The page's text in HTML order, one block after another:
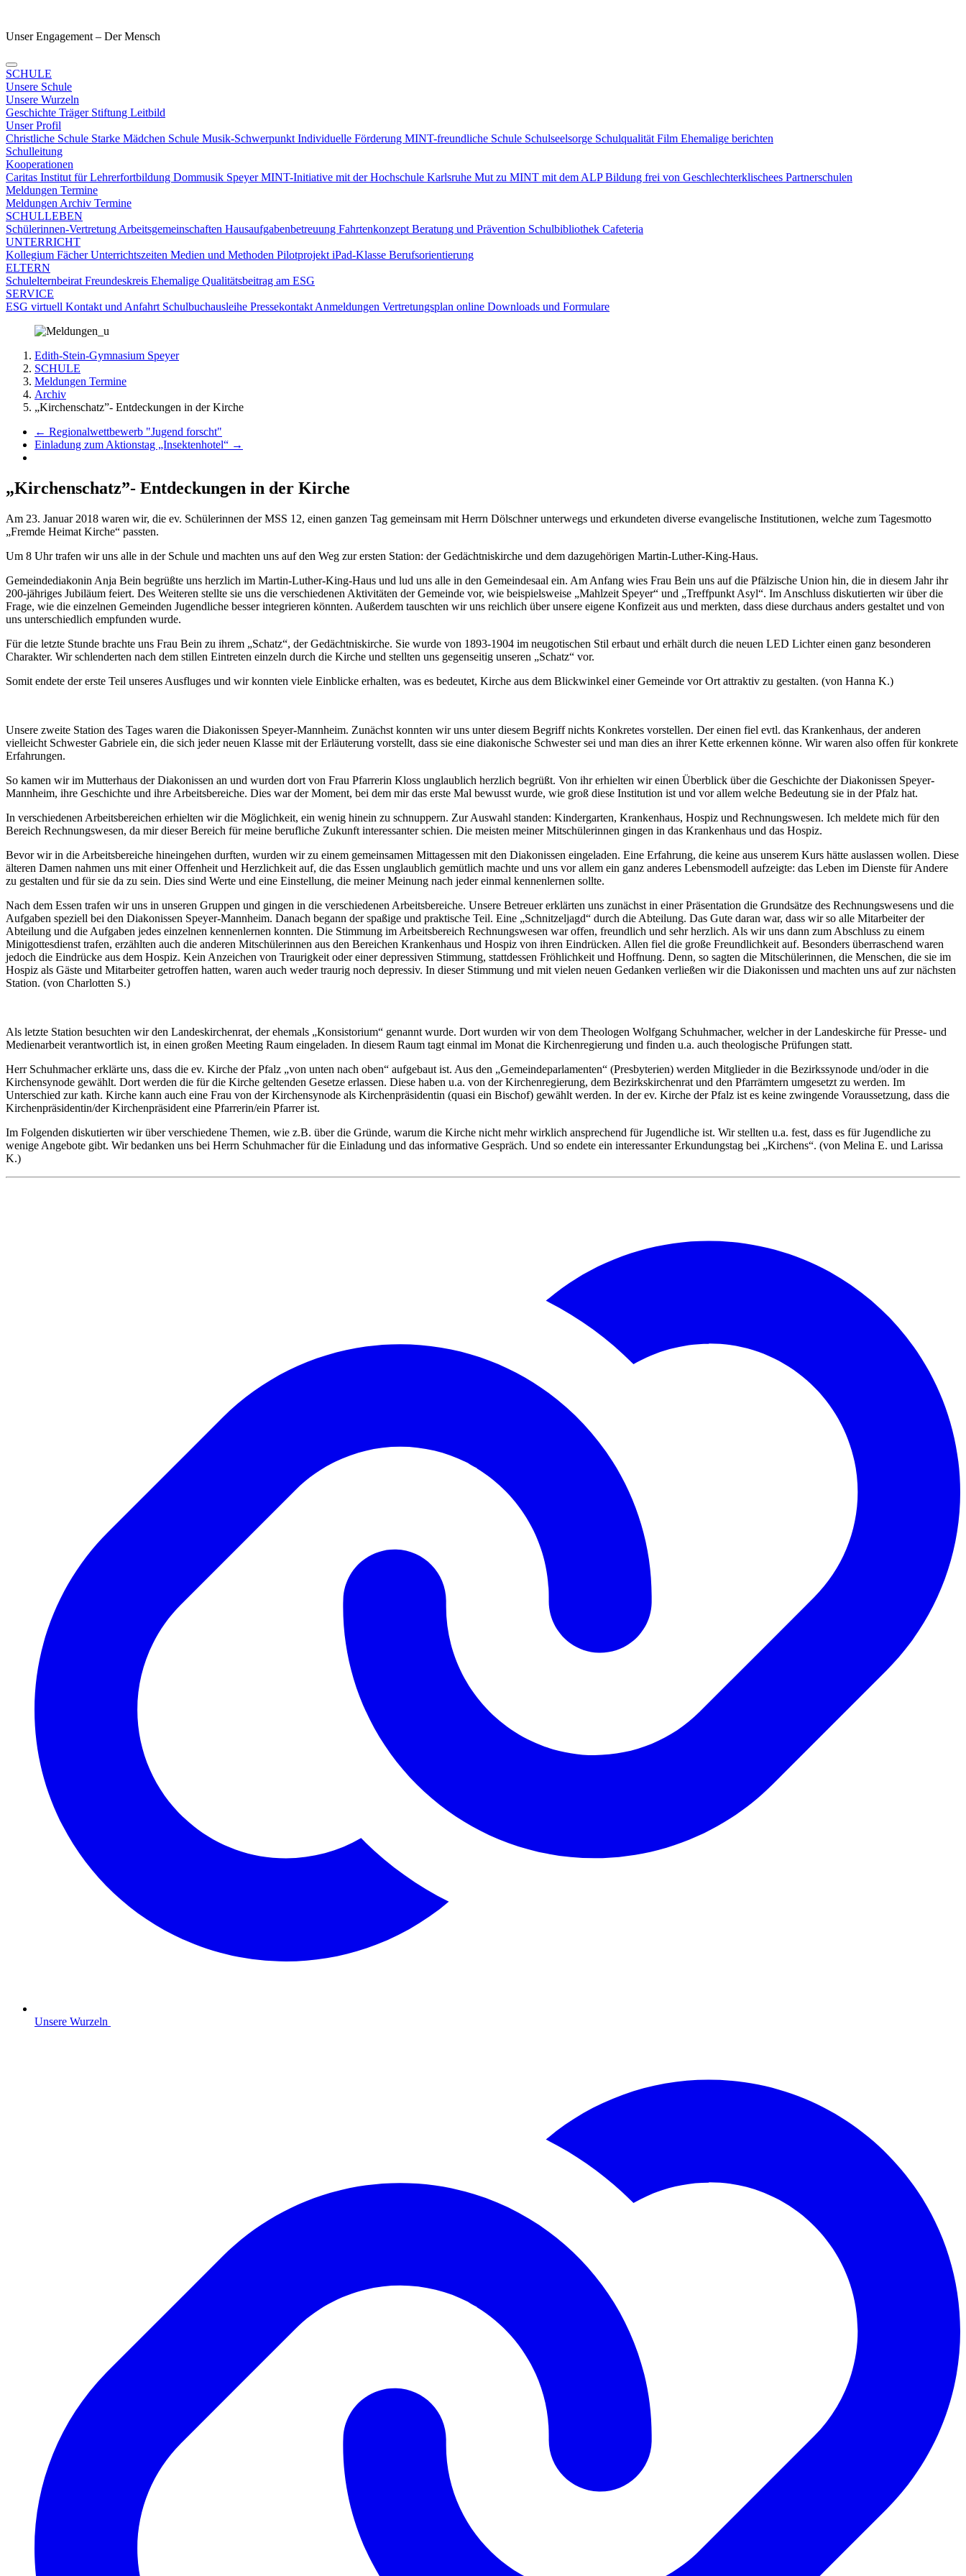
Unser Engagement – Der Mensch
SCHULE
Unsere Schule
Unsere Wurzeln
Geschichte Träger Stiftung Leitbild
Unser Profil
Christliche Schule Starke Mädchen Schule Musik-Schwerpunkt Individuelle Förderung MINT-freundliche Schule Schulseelsorge Schulqualität Film Ehemalige berichten
Schulleitung
Kooperationen
Caritas Institut für Lehrerfortbildung Dommusik SpeyerMINT-Initiative mit der Hochschule Karlsruhe Mut zu MINT mit dem ALPBildung frei von Geschlechterklischees Partnerschulen
Meldungen Termine
Meldungen Archiv Termine
SCHULLEBEN
Schülerinnen-Vertretung Arbeitsgemeinschaften Hausaufgabenbetreuung Fahrtenkonzept Beratung und Prävention Schulbibliothek Cafeteria
UNTERRICHT
Kollegium FächerUnterrichtszeiten Medien und Methoden Pilotprojekt iPad-Klasse Berufsorientierung
ELTERN
Schulelternbeirat Freundeskreis Ehemalige Qualitätsbeitrag am ESG
SERVICE
ESG virtuell Kontakt und Anfahrt Schulbuchausleihe Pressekontakt Anmeldungen Vertretungsplan online Downloads und Formulare
Edith-Stein-Gymnasium Speyer
SCHULE
Meldungen Termine
Archiv
„Kirchenschatz”- Entdeckungen in der Kirche
← Regionalwettbewerb "Jugend forscht"
Einladung zum Aktionstag „Insektenhotel“ →
„Kirchenschatz”- Entdeckungen in der Kirche
Am 23. Januar 2018 waren wir, die ev. Schülerinnen der MSS 12, einen ganzen Tag gemeinsam mit Herrn Dölschner unterwegs und erkundeten diverse evangelische Institutionen, welche zum Tagesmotto
„Fremde Heimat Kirche“ passten.
Um 8 Uhr trafen wir uns alle in der Schule und machten uns auf den Weg zur ersten Station: der Gedächtniskirche und dem dazugehörigen Martin-Luther-King-Haus.
Gemeindediakonin Anja Bein begrüßte uns herzlich im Martin-Luther-King-Haus und lud uns alle in den Gemeindesaal ein. Am Anfang wies Frau Bein uns auf die Pfälzische Union hin, die in diesem Jahr ihr
200-jähriges Jubiläum feiert. Des Weiteren stellte sie uns die verschiedenen Aktivitäten der Gemeinde vor, wie beispielsweise „Mahlzeit Speyer“ und „Treffpunkt Asyl“. Im Anschluss diskutierten wir über die
Frage, wie die einzelnen Gemeinden Jugendliche besser integrieren könnten. Außerdem tauschten wir uns reichlich über unsere eigene Konfizeit aus und merkten, dass diese durchaus anders gestaltet und von
uns unterschiedlich empfunden wurde.
Für die letzte Stunde brachte uns Frau Bein zu ihrem „Schatz“, der Gedächtniskirche. Sie wurde von 1893-1904 im neugotischen Stil erbaut und erhält durch die neuen LED Lichter einen ganz besonderen
Charakter. Wir schlenderten nach dem stillen Eintreten einzeln durch die Kirche und stellten uns gegenseitig unseren „Schatz“ vor.
Somit endete der erste Teil unseres Ausfluges und wir konnten viele Einblicke erhalten, was es bedeutet, Kirche aus dem Blickwinkel einer Gemeinde vor Ort attraktiv zu gestalten. (von Hanna K.)
Unsere zweite Station des Tages waren die Diakonissen Speyer-Mannheim. Zunächst konnten wir uns unter diesem Begriff nichts Konkretes vorstellen. Der einen fiel evtl. das Krankenhaus, der anderen
vielleicht Schwester Gabriele ein, die sich jeder neuen Klasse mit der Erläuterung vorstellt, dass sie eine diakonische Schwester sei und man dies an ihrer Kette erkennen könne. Wir waren also offen für konkrete
Erfahrungen.
So kamen wir im Mutterhaus der Diakonissen an und wurden dort von Frau Pfarrerin Kloss unglaublich herzlich begrüßt. Von ihr erhielten wir einen Überblick über die Geschichte der Diakonissen Speyer-
Mannheim, ihre Geschichte und ihre Arbeitsbereiche. Dies war der Moment, bei dem mir das erste Mal bewusst wurde, wie groß diese Institution ist und vor allem welche Bedeutung sie in der Pfalz hat.
In verschiedenen Arbeitsbereichen erhielten wir die Möglichkeit, ein wenig hinein zu schnuppern. Zur Auswahl standen: Kindergarten, Krankenhaus, Hospiz und Rechnungswesen. Ich meldete mich für den
Bereich Rechnungswesen, da mir dieser Bereich für meine berufliche Zukunft interessanter schien. Die meisten meiner Mitschülerinnen gingen in das Krankenhaus und das Hospiz.
Bevor wir in die Arbeitsbereiche hineingehen durften, wurden wir zu einem gemeinsamen Mittagessen mit den Diakonissen eingeladen. Eine Erfahrung, die keine aus unserem Kurs hätte auslassen wollen. Diese
älteren Damen nahmen uns mit einer Offenheit und Herzlichkeit auf, die das Essen unglaublich gemütlich machte und uns vor allem ein ganz anderes Lebensmodell aufzeigte: das Leben im Dienste für Andere
zu gestalten und für sie da zu sein. Dies sind Werte und eine Einstellung, die meiner Meinung nach jeder einmal kennenlernen sollte.
Nach dem Essen trafen wir uns in unseren Gruppen und gingen in die verschiedenen Arbeitsbereiche. Unsere Betreuer erklärten uns zunächst in einer Präsentation die Grundsätze des Rechnungswesens und die
Aufgaben speziell bei den Diakonissen Speyer-Mannheim. Danach begann der spaßige und praktische Teil. Eine „Schnitzeljagd“ durch die Abteilung. Das Gute daran war, dass wir so alle Mitarbeiter der
Abteilung und die Aufgaben jedes einzelnen kennenlernen konnten. Die Stimmung im Arbeitsbereich Rechnungswesen war offen, freundlich und sehr herzlich. Als wir uns dann zum Abschluss zu einem
Minigottesdienst trafen, erzählten auch die anderen Mitschülerinnen aus den Bereichen Krankenhaus und Hospiz von ihren Eindrücken. Allen fiel die große Freundlichkeit auf. Besonders überraschend waren
jedoch die Eindrücke aus dem Hospiz. Kein Anzeichen von Traurigkeit oder einer depressiven Stimmung, stattdessen Fröhlichkeit und Hoffnung. Denn, so sagten die Mitschülerinnen, die Menschen, die sie im
Hospiz als Gäste und Mitarbeiter getroffen hatten, waren auch weder traurig noch depressiv. In dieser Stimmung und mit vielen neuen Gedanken verließen wir die Diakonissen und machten uns auf zur nächsten
Station. (von Charlotten S.)
Als letzte Station besuchten wir den Landeskirchenrat, der ehemals „Konsistorium“ genannt wurde. Dort wurden wir von dem Theologen Wolfgang Schuhmacher, welcher in der Landeskirche für Presse- und
Medienarbeit verantwortlich ist, in einen großen Meeting Raum eingeladen. In diesem Raum tagt einmal im Monat die Kirchenregierung und finden u.a. auch theologische Prüfungen statt.
Herr Schuhmacher erklärte uns, dass die ev. Kirche der Pfalz „von unten nach oben“ aufgebaut ist. Aus den „Gemeindeparlamenten“ (Presbyterien) werden Mitglieder in die Bezirkssynode und/oder in die
Kirchensynode gewählt. Dort werden die für die Kirche geltenden Gesetze erlassen. Diese haben u.a. von der Kirchenregierung, dem Bezirkskirchenrat und den Pfarrämtern umgesetzt zu werden. Im
Unterschied zur kath. Kirche kann auch eine Frau von der Kirchensynode als Kirchenpräsidentin (quasi ein Bischof) gewählt werden. In der ev. Kirche der Pfalz ist es keine zwingende Voraussetzung, dass die
Kirchenpräsidentin/der Kirchenpräsident eine Pfarrerin/ein Pfarrer ist.
Im Folgenden diskutierten wir über verschiedene Themen, wie z.B. über die Gründe, warum die Kirche nicht mehr wirklich ansprechend für Jugendliche ist. Wir stellten u.a. fest, dass es für Jugendliche zu
wenige Angebote gibt. Wir bedanken uns bei Herrn Schuhmacher für die Einladung und das informative Gespräch. Und so endete ein interessanter Erkundungstag bei „Kirchens“. (von Melina E. und Larissa
K.)
Unsere Wurzeln